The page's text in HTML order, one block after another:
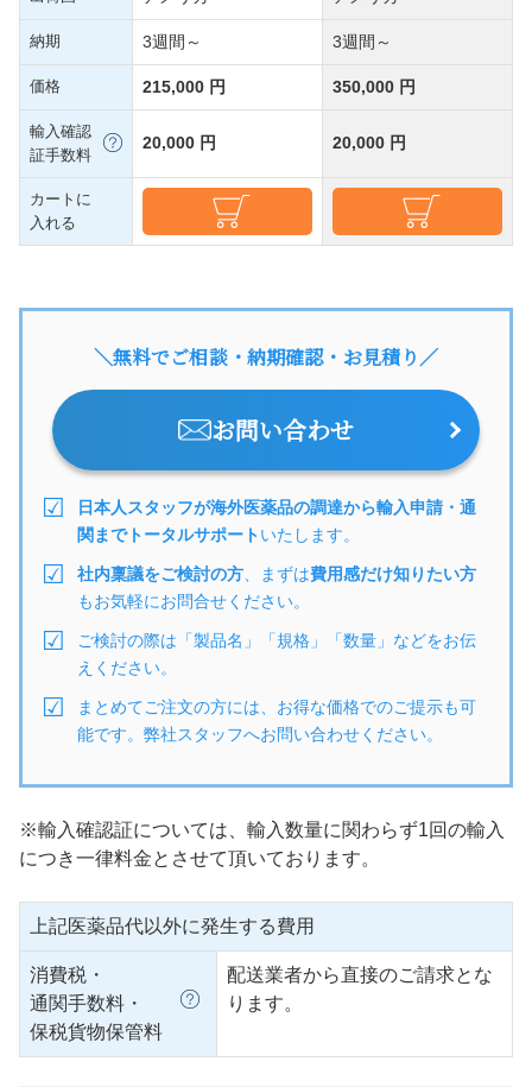
納期 3週間～ 3週間～
価格 215,000 円 350,000 円
輸入確認
証手数料
20,000 円 20,000 円
カートに
入れる
＼無料でご相談・納期確認・お見積り／
お問い合わせ
日本人スタッフが海外医薬品の調達から輸入申請・通
関までトータルサポートいたします。
社内稟議をご検討の方 、まずは費用感だけ知りたい方
もお気軽にお問合せください。
ご検討の際は「製品名」「規格」「数量」などをお伝
えください。
まとめてご注文の方には、お得な価格でのご提示も可
能です。弊社スタッフへお問い合わせください。
※輸入確認証については、輸入数量に関わらず1回の輸入
につき一律料金とさせて頂いております。
上記医薬品代以外に発生する費用
消費税・
通関手数料・
保税貨物保管料
配送業者から直接のご請求とな
ります。